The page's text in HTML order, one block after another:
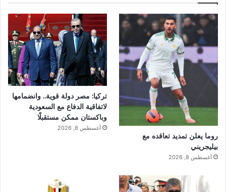
روما يعلن تمديد تعاقده مع
بيليجريني
أغسطس 8, 2026
تركيا: مصر دولة قوية.. وانضمامها
لاتفاقية الدفاع مع السعودية
وباكستان ممكن مستقبلًا
أغسطس 8, 2026